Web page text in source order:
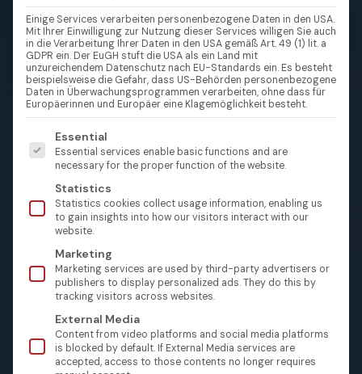
Einige Services verarbeiten personenbezogene Daten in den USA.
Mit Ihrer Einwilligung zur Nutzung dieser Services willigen Sie auch
in die Verarbeitung Ihrer Daten in den USA gemäß Art. 49 (1) lit. a
GDPR ein. Der EuGH stuft die USA als ein Land mit
unzureichendem Datenschutz nach EU-Standards ein. Es besteht
beispielsweise die Gefahr, dass US-Behörden personenbezogene
Daten in Überwachungsprogrammen verarbeiten, ohne dass für
Europäerinnen und Europäer eine Klagemöglichkeit besteht.
Es folgt eine Liste der Service-Gruppen, für die eine
Essential
Essential services enable basic functions and are
necessary for the proper function of the website.
Statistics
Statistics cookies collect usage information, enabling us
to gain insights into how our visitors interact with our
website.
Marketing
Marketing services are used by third-party advertisers or
publishers to display personalized ads. They do this by
tracking visitors across websites.
External Media
Content from video platforms and social media platforms
is blocked by default. If External Media services are
accepted, access to those contents no longer requires